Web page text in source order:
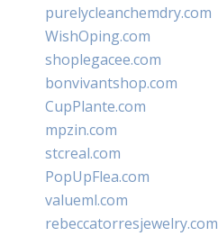
purelycleanchemdry.com
WishOping.com
shoplegacee.com
bonvivantshop.com
CupPlante.com
mpzin.com
stcreal.com
PopUpFlea.com
valueml.com
rebeccatorresjewelry.com